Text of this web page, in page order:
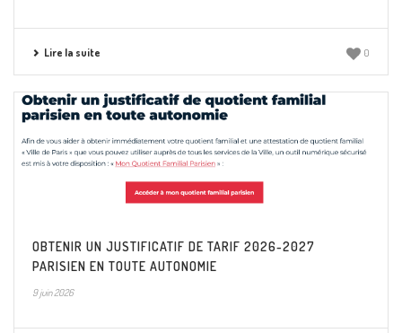
Lire la suite 0
OBTENIR UN JUSTIFICATIF DE TARIF 2026-2027
PARISIEN EN TOUTE AUTONOMIE
9 juin 2026